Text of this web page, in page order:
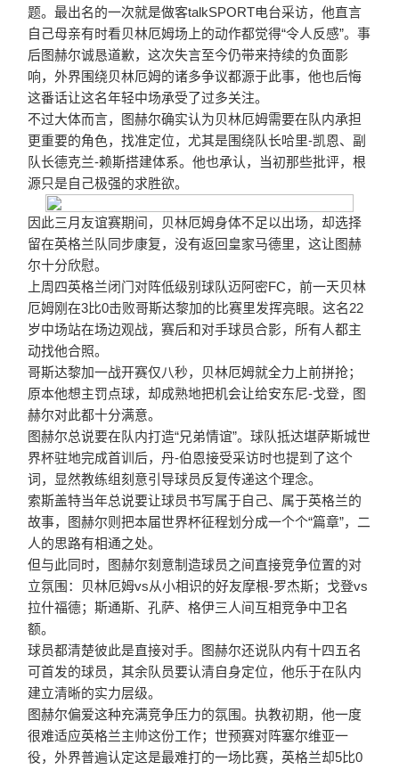
题。 最出名的一次就是做客talkSPORT电台采访，他直言
自己母亲有时看贝林厄姆场上的动作都觉得“令人反感”。事
后图赫尔诚恳道歉，这次失言至今仍带来持续的负面影
响，外界围绕贝林厄姆的诸多争议都源于此事，他也后悔
这番话让这名年轻中场承受了过多关注。
不过大体而言，图赫尔确实认为贝林厄姆需要在队内承担
更重要的角色，找准定位，尤其是围绕队长哈里-凯恩、副
队长德克兰-赖斯搭建体系。他也承认，当初那些批评，根
源只是自己极强的求胜欲。
因此三月友谊赛期间，贝林厄姆身体不足以出场，却选择
留在英格兰队同步康复，没有返回皇家马德里，这让图赫
尔十分欣慰。
上周四英格兰闭门对阵低级别球队迈阿密FC，前一天贝林
厄姆刚在3比0击败哥斯达黎加的比赛里发挥亮眼。这名22
岁中场站在场边观战，赛后和对手球员合影，所有人都主
动找他合照。
哥斯达黎加一战开赛仅八秒，贝林厄姆就全力上前拼抢；
原本他想主罚点球，却成熟地把机会让给安东尼-戈登，图
赫尔对此都十分满意。
图赫尔总说要在队内打造“兄弟情谊”。球队抵达堪萨斯城世
界杯驻地完成首训后，丹-伯恩接受采访时也提到了这个
词，显然教练组刻意引导球员反复传递这个理念。
索斯盖特当年总说要让球员书写属于自己、属于英格兰的
故事，图赫尔则把本届世界杯征程划分成一个个“篇章”，二
人的思路有相通之处。
但与此同时，图赫尔刻意制造球员之间直接竞争位置的对
立氛围：贝林厄姆vs从小相识的好友摩根-罗杰斯；戈登vs
拉什福德；斯通斯、孔萨、格伊三人间互相竞争中卫名
额。
球员都清楚彼此是直接对手。图赫尔还说队内有十四五名
可首发的球员，其余队员要认清自身定位，他乐于在队内
建立清晰的实力层级。
图赫尔偏爱这种充满竞争压力的氛围。执教初期，他一度
很难适应英格兰主帅这份工作；世预赛对阵塞尔维亚一
役，外界普遍认定这是最难打的一场比赛，英格兰却5比0